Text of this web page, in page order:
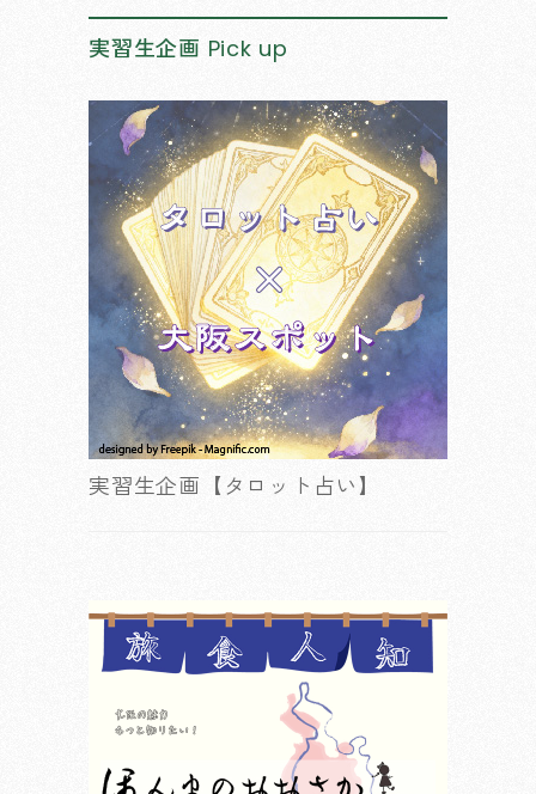
実習生企画 Pick up
実習生企画【タロット占い】